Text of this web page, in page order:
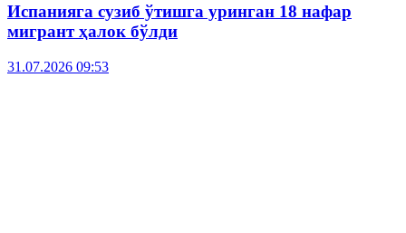
Испанияга сузиб ўтишга уринган 18 нафар
мигрант ҳалок бўлди
31.07.2026 09:53